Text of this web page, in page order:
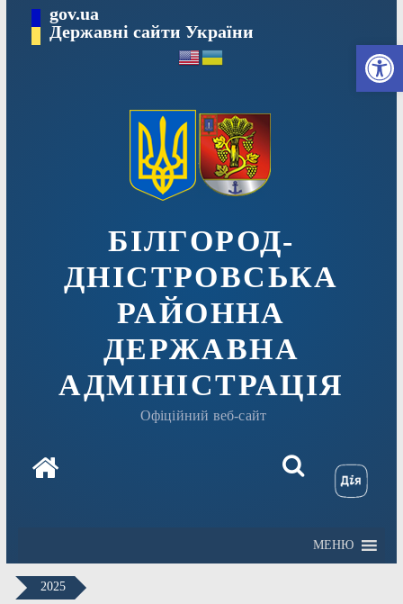
вмісту
gov.ua
Державні сайти України
БІЛГОРОД-
ДНІСТРОВСЬКА
РАЙОННА
ДЕРЖАВНА
АДМІНІСТРАЦІЯ
Офіційний веб-сайт
МЕНЮ
2025